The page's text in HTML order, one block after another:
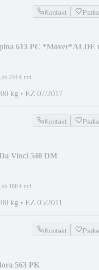
Kontakt
613 PC *Mover*ALDE
ab 244 € mtl.
kg • EZ 07/2017
Kontakt
Vinci 540 DM
ab 180 € mtl.
kg • EZ 05/2011
Kontakt
563 PK